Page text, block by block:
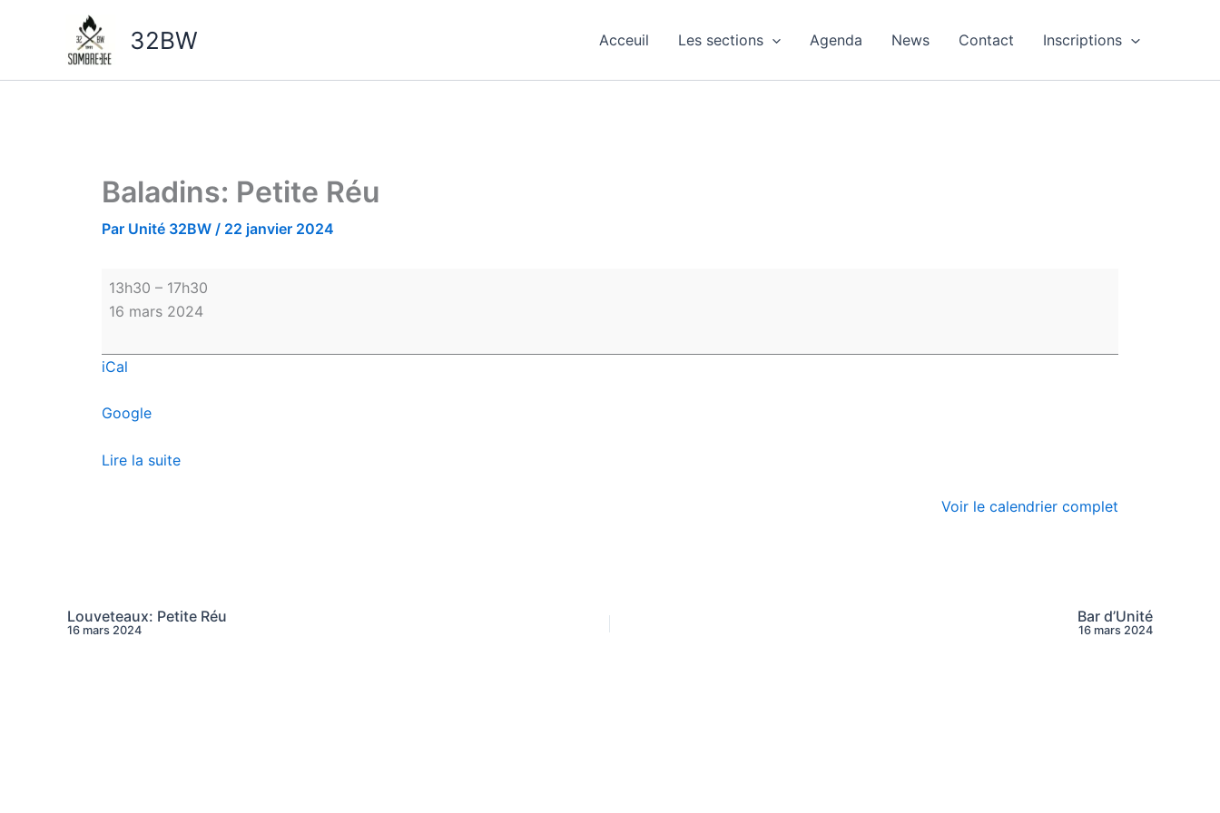
32BW Acceuil Les sections Agenda News Contact Inscriptions
Baladins: Petite Réu
Par Unité 32BW / 22 janvier 2024
Petite
Réu
13h30 – 17h30
16 mars 2024
iCal
Google
Lire la suite
Voir le calendrier complet
Louveteaux: Petite Réu
16 mars 2024
Bar d’Unité
16 mars 2024